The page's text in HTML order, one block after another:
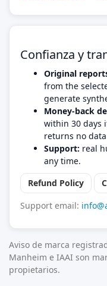
Confianza y
Original
from the
generate
Money-back
within 30 days
returns no
Support: real
any time.
Refund Policy
Support email:
Aviso de marca
Manheim e IAAI son
propietarios.